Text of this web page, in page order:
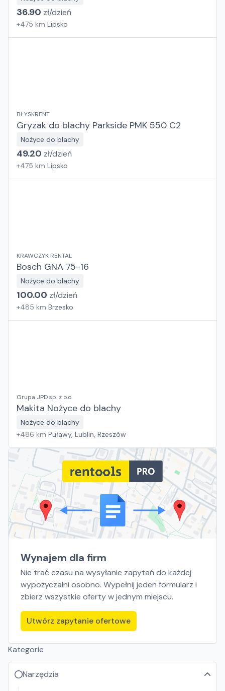
36.90 zł/dzień
+475 km Lipsko
BŁYSKRENT
Gryzak do blachy Parkside PMK 550 C2
Nożyce do blachy
49.20 zł/dzień
+475 km Lipsko
KRAWCZYK RENTAL
Bosch GNA 75-16
Nożyce do blachy
100.00 zł/dzień
+485 km Brzesko
Grupa JPD sp. z o.o.
Makita Nożyce do blachy
Nożyce do blachy
+486 km Puławy, Lublin, Rzeszów
Wynajem dla firm
Nie trać czasu na wysyłanie zapytań do każdej
wypożyczalni osobno. Wypełnij jeden formularz i
zbierz wszystkie oferty w jednym miejscu.
Utwórz zapytanie ofertowe
Kategorie
Narzędzia